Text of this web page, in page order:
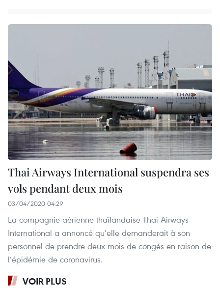
Thai Airways International suspendra ses
vols pendant deux mois
03/04/2020 04:29
La compagnie aérienne thaïlandaise Thai Airways
International a annoncé qu’elle demanderait à son
personnel de prendre deux mois de congés en raison de
l’épidémie de coronavirus.
VOIR PLUS